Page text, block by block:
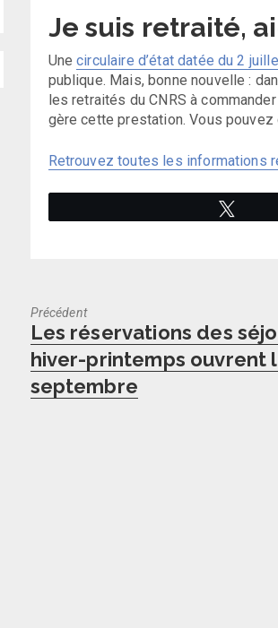
Je suis retraité,
Unecirculaire d’état datée du 2
publique. Mais, bonne nouvelle :
les retraités du CNRS à
gère cette prestation. Vous pouvez
Retrouvez toutes les informations
Précédent
Previous
post:
Les réservations des
hiver-printemps ouvrent
septembre